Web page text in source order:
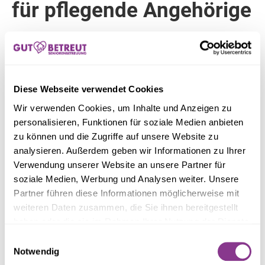
Diese Webseite verwendet Cookies
Wir verwenden Cookies, um Inhalte und Anzeigen zu
personalisieren, Funktionen für soziale Medien anbieten
zu können und die Zugriffe auf unsere Website zu
analysieren. Außerdem geben wir Informationen zu Ihrer
Verwendung unserer Website an unsere Partner für
soziale Medien, Werbung und Analysen weiter. Unsere
Partner führen diese Informationen möglicherweise mit
weiteren Daten zusammen, die Sie ihnen bereitgestellt
Notwendig
für pflegende Angehörige
Neben den genannten Entlastungsangeboten gibt es
weitere Leistungen, die Ihnen zustehen können:
Pflegegeld: Direktzahlungen an pflegebedürftige
Sachleistungen: Unterstützung durch Pflegedienste bei
der Grundpflege oder im Haushalt.
Kombinationsleistungen: Kombination aus
Pflegedienst und familiärer Unterstützung
Wir von Gut Betreut sind